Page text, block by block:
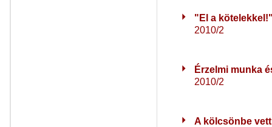
"El a
2010/2
Érzelmi munka
2010/2
A kölcsönbe